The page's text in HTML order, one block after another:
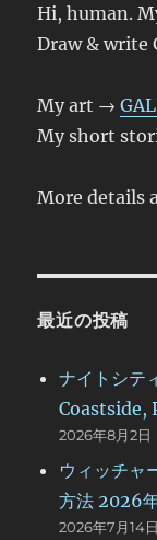
Hi, human.
Draw & write
My art →
My short
More details
最近の投稿
ナイトシテ
Coastside,
2026年8月2日
ウィッチャ
方法 2026
2026年7月14日